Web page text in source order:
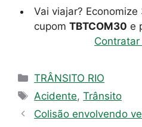
Vai viajar?
cupom TBTCOM30 e
Contratar
Categorias
TRÂNSITO RIO
Tags
Acidente,Trânsito
Colisão envolvendo